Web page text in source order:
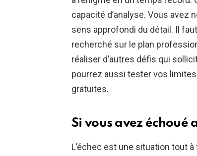
capacité d’analyse. Vous avez
sens approfondi du détail. Il
recherché sur le plan
réaliser d’autres défis qui
pourrez aussi tester vos
gratuites.
Si vous avez échoué
L’échec est une situation tout